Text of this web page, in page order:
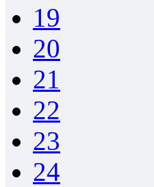
19
20
21
22
23
24